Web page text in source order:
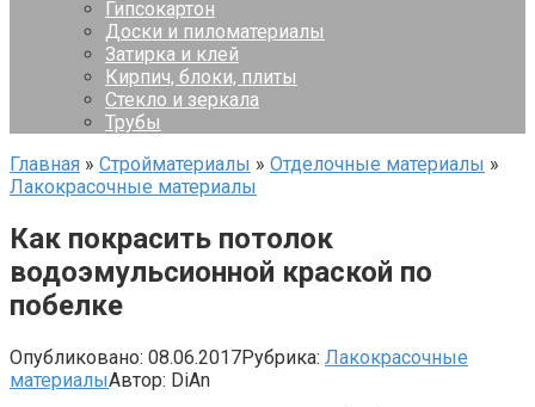
Гипсокартон
Доски и пиломатериалы
Затирка и клей
Кирпич, блоки, плиты
Стекло и зеркала
Трубы
Главная » Стройматериалы » Отделочные материалы »
Лакокрасочные материалы
Как покрасить потолок
водоэмульсионной краской по
побелке
Опубликовано: 08.06.2017Рубрика: Лакокрасочные
материалыАвтор: DiAn